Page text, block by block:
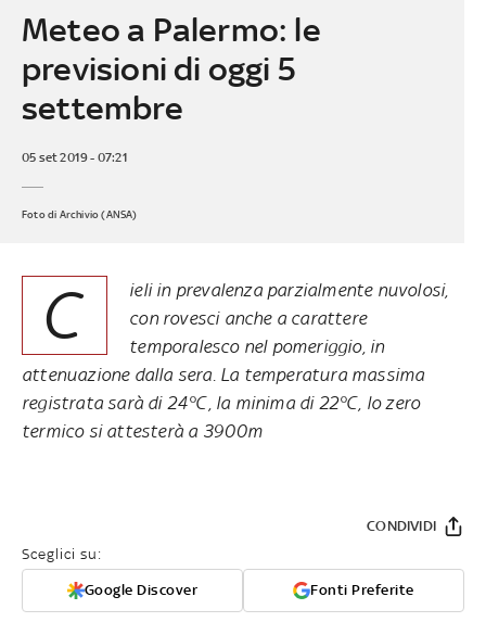
Meteo a Palermo: le
previsioni di oggi 5
settembre
05 set 2019 - 07:21
Foto di Archivio (ANSA)
C
ieli in prevalenza parzialmente nuvolosi,
con rovesci anche a carattere
temporalesco nel pomeriggio, in
attenuazione dalla sera. La temperatura massima
registrata sarà di 24°C, la minima di 22°C, lo zero
termico si attesterà a 3900m
Sceglici su:
Google Discover Fonti Preferite
CONDIVIDI